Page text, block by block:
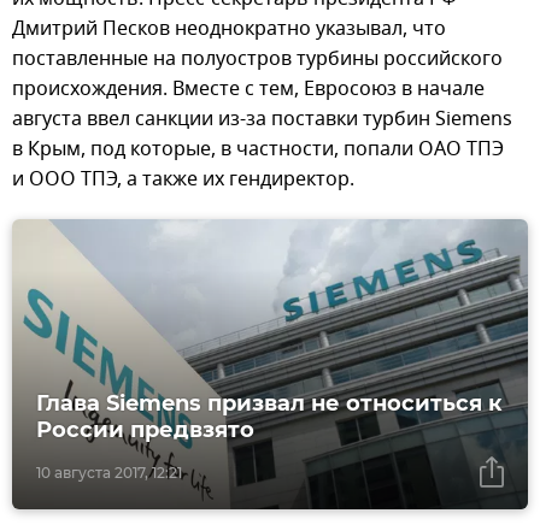
Дмитрий Песков неоднократно указывал, что
поставленные на полуостров турбины российского
происхождения. Вместе с тем, Евросоюз в начале
августа ввел санкции из-за поставки турбин Siemens
в Крым, под которые, в частности, попали ОАО ТПЭ
и ООО ТПЭ, а также их гендиректор.
10 августа 2017, 12:21
Глава Siemens призвал не относиться к
России предвзято